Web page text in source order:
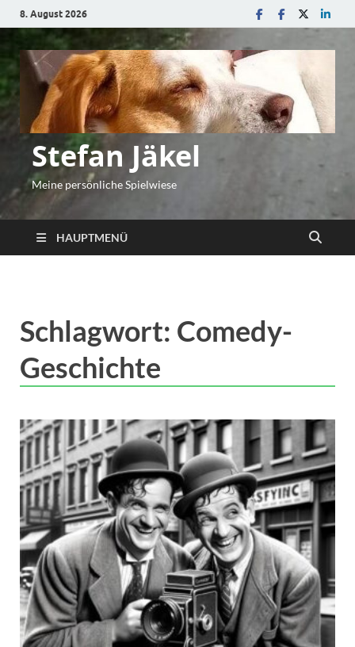
8. August 2026
Stefan Jäkel
Meine persönliche Spielwiese
HAUPTMENÜ
Schlagwort: Comedy-
Geschichte